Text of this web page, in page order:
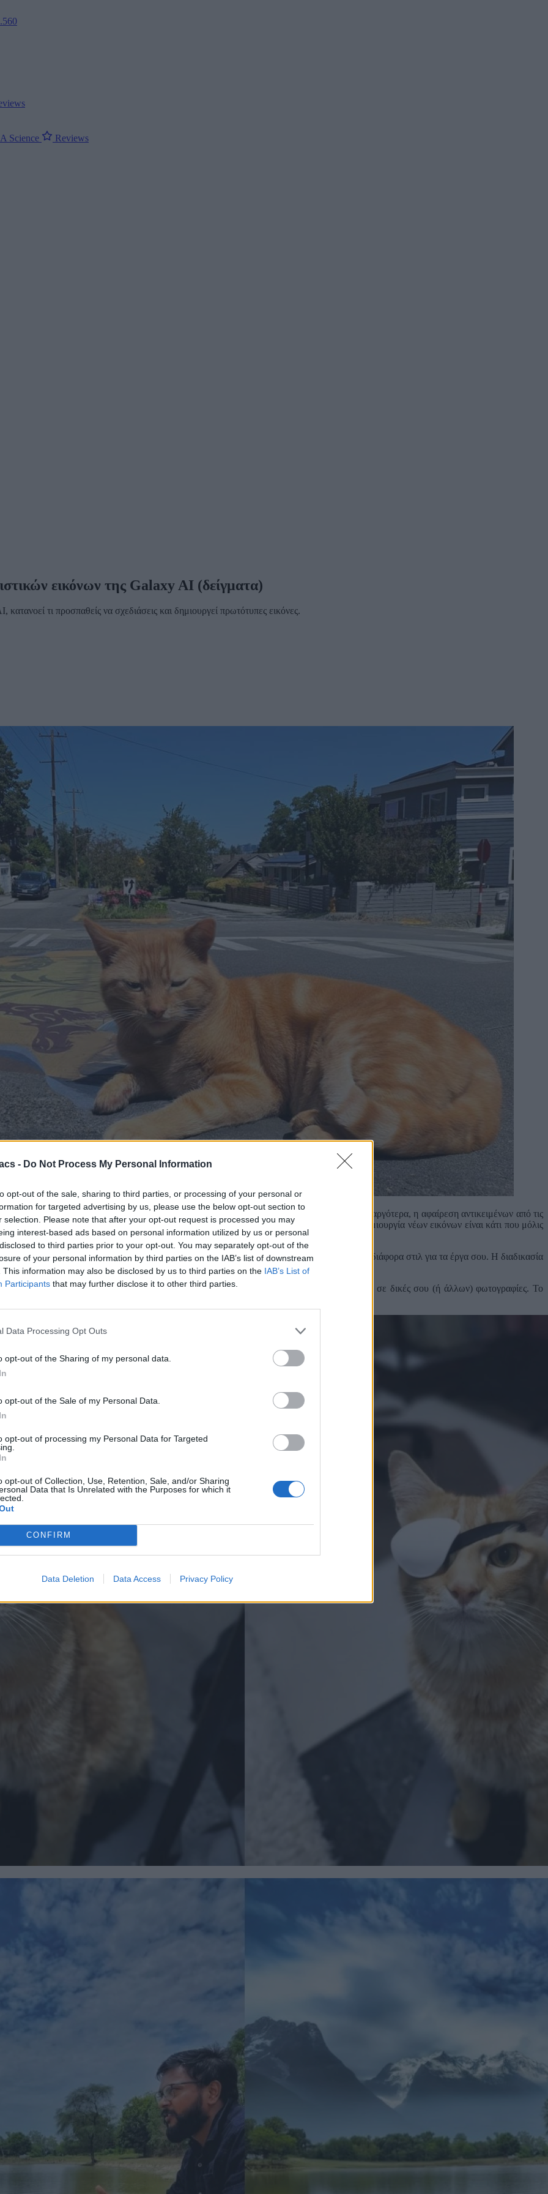
- Do Not Process My Personal Information
opt-out of the sale, sharing to third parties, or processing of your personal or
for targeted advertising by us, please use the below opt-out section to
selection. Please note that after your opt-out request is processed you may
interest-based ads based on personal information utilized by us or personal
to third parties prior to your opt-out. You may separately opt-out of the
of your personal information by third parties on the IAB’s list of downstream
This information may also be disclosed by us to third parties on the IAB’s List of
Participants that may further disclose it to other third parties.
Data Processing Opt Outs
opt-out of the Sharing of my personal data.
opt-out of the Sale of my Personal Data.
opt-out of processing my Personal Data for Targeted
opt-out of Collection, Use, Retention, Sale, and/or Sharing
Data that Is Unrelated with the Purposes for which it
CONFIRM
Data Deletion Data Access Privacy Policy
Science Reviews
εικόνων της Galaxy AI (δείγματα)
τι προσπαθείς να σχεδιάσεις και δημιουργεί πρωτότυπες εικόνες.
θεωρήσαμε φοβερή αλλά και επικίνδυνη αν χρησιμοποιηθεί με κακό σκοπό. Τρία χρόνια αργότερα, η αφαίρεση αντικειμένων από τις
τα σύγχρονα smartphones. Ωστόσο, η προσθήκη νέων στοιχείων σε φωτογραφίες για τη δημιουργία νέων εικόνων είναι κάτι που μόλις
Galaxy AI, κατανοεί τι προσπαθείς να σχεδιάσεις και δημιουργεί πρωτότυπες εικόνες σε διάφορα στιλ για τα έργα σου. Η διαδικασία
νοημοσύνη το μετατρέπει σε μια πλήρως ολοκληρωμένη εικόνα.
πραγματικά αντικείμενα στις φωτογραφίες σου δίνοντας μια πρόχειρη περιγραφή πάνω σε δικές σου (ή άλλων) φωτογραφίες. Το
ρεαλιστικά.